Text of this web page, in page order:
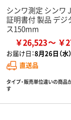
シンワ測定 シンワ
証明書付 製品 デジ
ス150mm
￥26,523 ￥
お届け日：8月26日（水
直送品
タイプ・販売単位違いの商品
す